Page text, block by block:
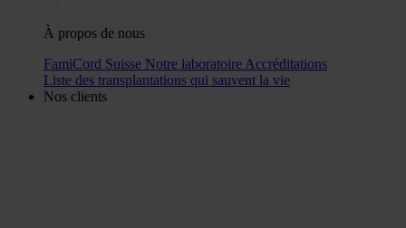
À propos de nous
FamiCord Suisse Notre laboratoire Accréditations
Liste des transplantations qui sauvent la vie
Nos clients